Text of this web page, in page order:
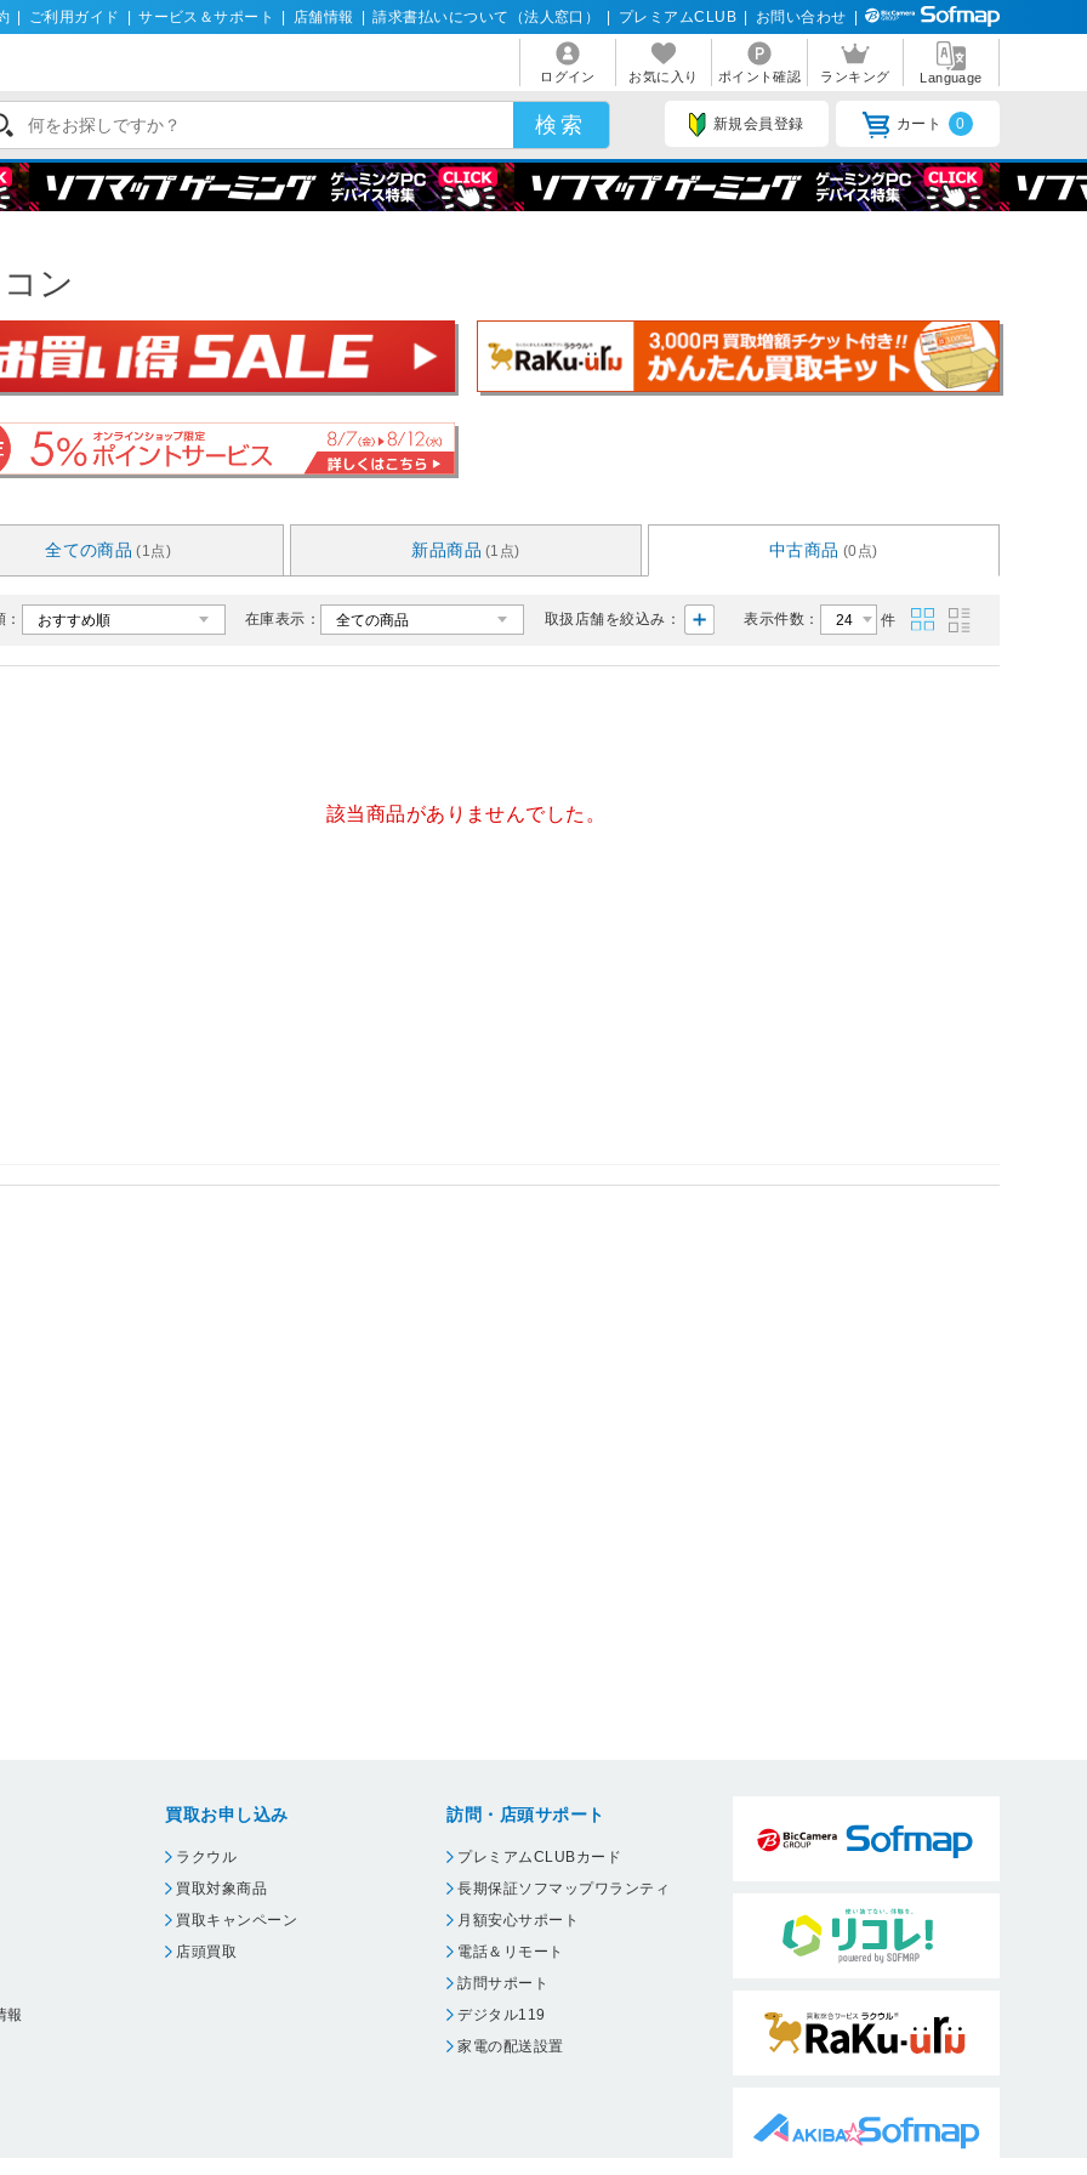
ご利用ガイド サービス＆サポート 店舗情報 請求書払いについて（法人窓口） プレミアムCLUB お問い合わせ
ログイン お気に入り ポイント確認 ランキング Language
新規会員登録 カート 0
ン
全ての商品 (1点) 新品商品 (1点) 中古商品 (0点)
在庫表示： 表示件数： 件
取扱店舗を絞込み：
該当商品がありませんでした。
報
買取お申し込み
ラクウル
買取対象商品
買取キャンペーン
店頭買取
訪問・店頭サポート
プレミアムCLUBカード
長期保証ソフマップワランティ
月額安心サポート
電話＆リモート
訪問サポート
デジタル119
家電の配送設置